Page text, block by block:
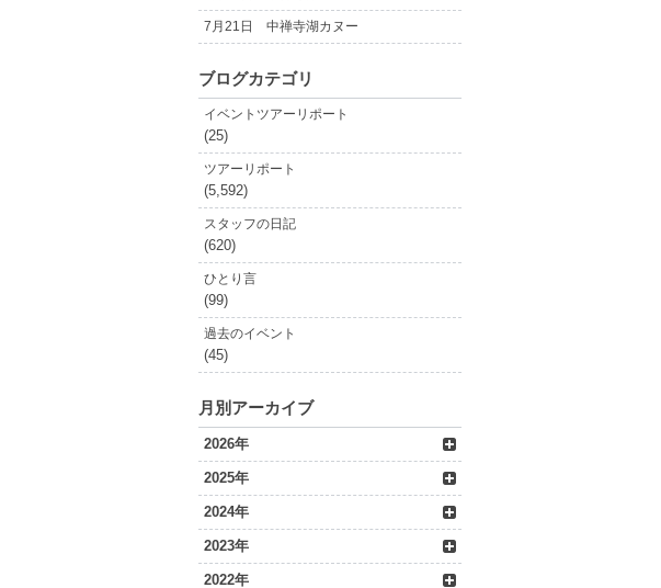
7月21日 中禅寺湖カヌー
ブログカテゴリ
イベントツアーリポート
(25)
ツアーリポート
(5,592)
スタッフの日記
(620)
ひとり言
(99)
過去のイベント
(45)
月別アーカイブ
2026年
2025年
2024年
2023年
2022年